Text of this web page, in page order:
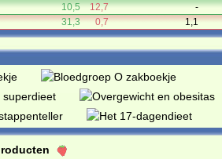
10,5 12,7 -
31,3 0,7 1,1